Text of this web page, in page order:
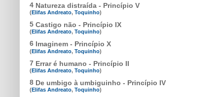
4 Natureza distraída - Princípio V
(Elifas Andreato, Toquinho)
5 Castigo não - Princípio IX
(Elifas Andreato, Toquinho)
6 Imaginem - Princípio X
(Elifas Andreato, Toquinho)
7 Errar é humano - Princípio II
(Elifas Andreato, Toquinho)
8 De umbigo à umbiguinho - Princípio IV
(Elifas Andreato, Toquinho)